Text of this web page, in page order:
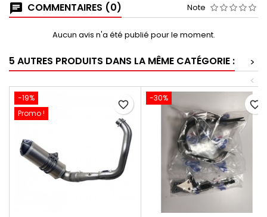
COMMENTAIRES (0) Note
Aucun avis n'a été publié pour le moment.
5 AUTRES PRODUITS DANS LA MÊME CATÉGORIE :
>
<
-19%
Promo !
favorite_border
-30%
favorite_border